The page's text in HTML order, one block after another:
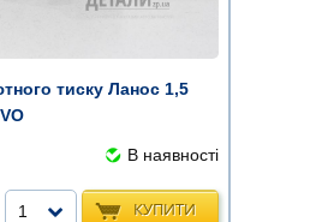
тиску Ланос 1,5
В наявності
КУПИТИ
1